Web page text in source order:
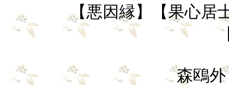
【悪因縁】【果心居
森鴎